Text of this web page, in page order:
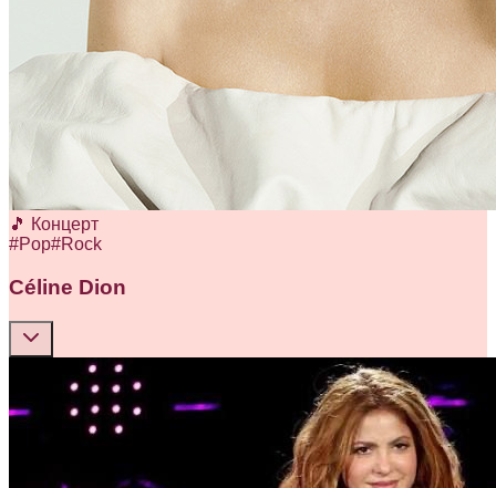
🎵 Концерт
#Pop#Rock
Céline Dion